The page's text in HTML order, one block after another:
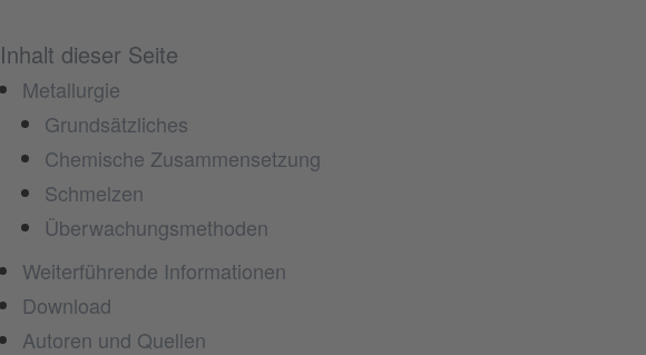
Inhalt dieser Seite
Metallurgie
Grundsätzliches
Chemische Zusammensetzung
Schmelzen
Überwachungsmethoden
Weiterführende Informationen
Download
Autoren und Quellen